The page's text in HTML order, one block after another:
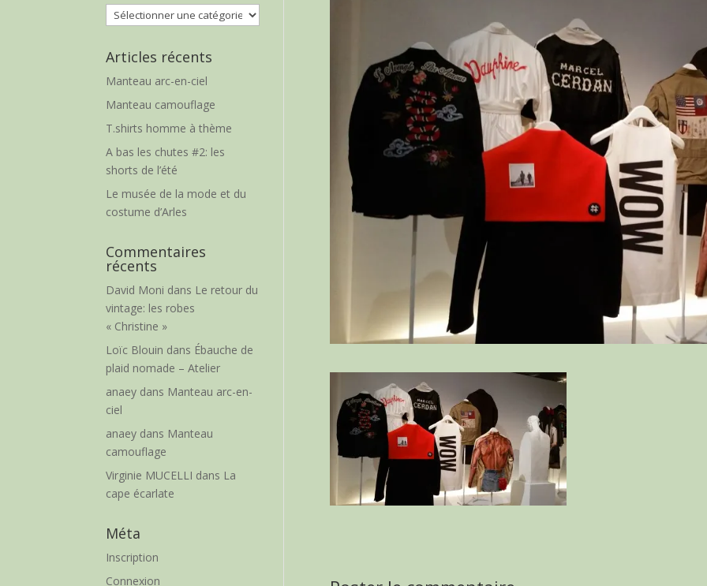
Catégories
Articles récents
Manteau arc-en-ciel
Manteau camouflage
T.shirts homme à thème
A bas les chutes #2: les
shorts de l’été
Le musée de la mode et du
costume d’Arles
Commentaires
récents
David Moni dans Le retour du
vintage: les robes
« Christine »
Loïc Blouin dans Ébauche de
plaid nomade – Atelier
anaey dans Manteau arc-en-
ciel
anaey dans Manteau
camouflage
Virginie MUCELLI dans La
cape écarlate
Méta
Inscription
Connexion